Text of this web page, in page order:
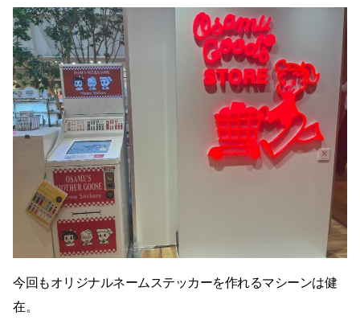
今回もオリジナルネームステッカーを作れるマシーンは健
在。